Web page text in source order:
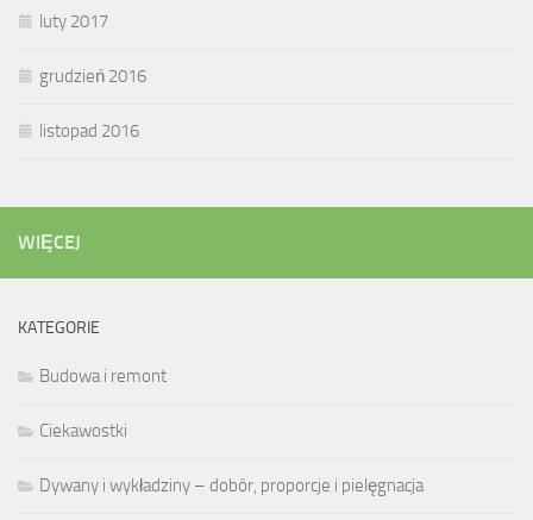
luty 2017
grudzień 2016
listopad 2016
WIĘCEJ
KATEGORIE
Budowa i remont
Ciekawostki
Dywany i wykładziny – dobór, proporcje i pielęgnacja